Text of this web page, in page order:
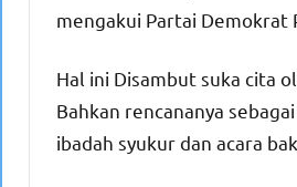
mengakui Partai Demokrat
Hal ini Disambut suka cita
Bahkan rencananya
ibadah syukur dan acara